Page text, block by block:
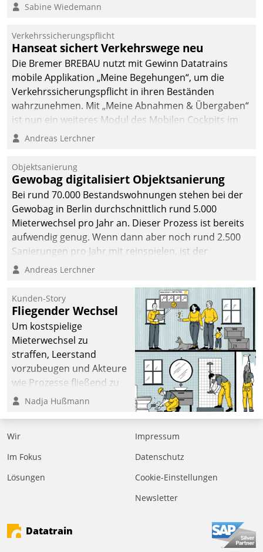
Sabine Wiedemann
Verkehrssicherungspflicht
Hanseat sichert Verkehrswege neu
Die Bremer BREBAU nutzt mit Gewinn Datatrains
mobile Applikation „Meine Begehungen“, um die
Verkehrssicherungspflicht in ihren Beständen
wahrzunehmen. Mit „Meine Abnahmen & Übergaben“
ist nun ein weiteres Modul des Mobilen Cockpits im
Einsatz.
Andreas Lerchner
Objektsanierung
Gewobag digitalisiert Objektsanierung
Bei rund 70.000 Bestandswohnungen stehen bei der
Gewobag in Berlin durchschnittlich rund 5.000
Mieterwechsel pro Jahr an. Dieser Prozess ist bereits
aufwendig genug. Wenn dann aber noch rund 2.500
Sanierungen pro Jahr mit reinspielen, ist der
Betreuungs- und Organisationsaufwand immens. Im
kommunale Wohnungsbauunternehmen daher
gemeinsam mit der Berliner Datatrain GmbH den
Teilprozess der Objektsanierung digitalisiert.
Andreas Lerchner
Kunden-Story
Fliegender Wechsel
Um kostspielige
Mieterwechsel zu
straffen, Leerstand
vorzubeugen und Akteure
wie Prozesse fließend zu
vernetzen, nutzt die
Überblick, Einsicht und
Eingriff bietende Lösung.
man auf
Partner sowie erstmals
agile Projektmethoden.
Nadja Hußmann
Wir
Im Fokus
Lösungen
Impressum
Datenschutz
Cookie-Einstellungen
Newsletter
Datatrain